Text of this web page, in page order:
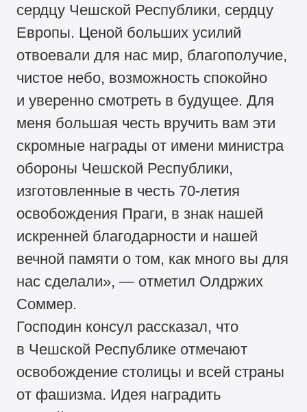
сердцу Чешской Республики, сердцу
Европы. Ценой больших усилий
отвоевали для нас мир, благополучие,
чистое небо, возможность спокойно
и уверенно смотреть в будущее. Для
меня большая честь вручить вам эти
скромные награды от имени министра
обороны Чешской Республики,
изготовленные в честь 70-летия
освобождения Праги, в знак нашей
искренней благодарности и нашей
вечной памяти о том, как много вы для
нас сделали», — отметил Олдржих
Соммер.
Господин консул рассказал, что
в Чешской Республике отмечают
освобождение столицы и всей страны
от фашизма. Идея наградить